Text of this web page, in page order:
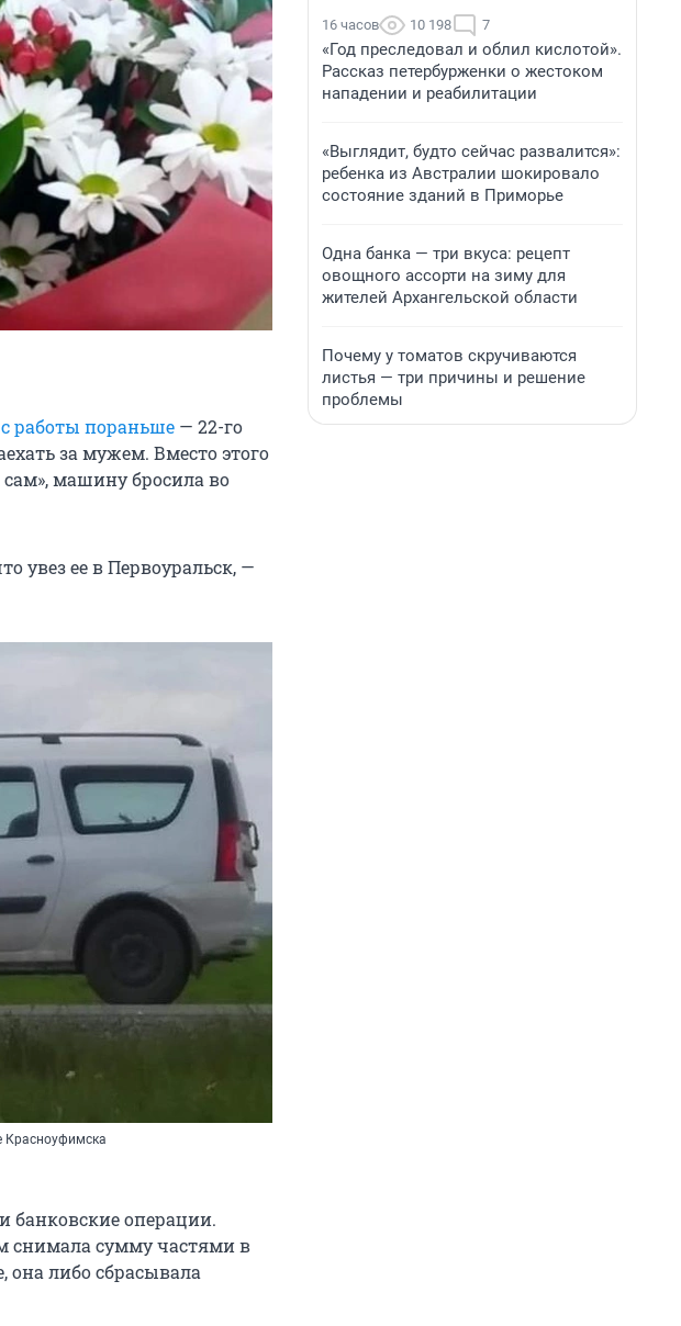
работы пораньше — 22-го
за мужем. Вместо этого
машину бросила во
увез ее в Первоуральск, —
Красноуфимска
операции.
сумму частями в
она либо сбрасывала
16 часов 10 198 7
«Год преследовал и облил кислотой».
Рассказ петербурженки о жестоком
нападении и реабилитации
«Выглядит, будто сейчас развалится»:
ребенка из Австралии шокировало
состояние зданий в Приморье
Одна банка — три вкуса: рецепт
овощного ассорти на зиму для
жителей Архангельской области
Почему у томатов скручиваются
листья — три причины и решение
проблемы